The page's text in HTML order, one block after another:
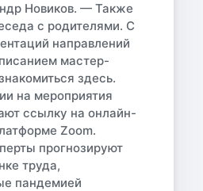
Новиков. — Также
с родителями. С
направлений
мастер-
здесь.
на мероприятия
ссылку на онлайн-
Zoom.
прогнозируют
труда,
пандемией